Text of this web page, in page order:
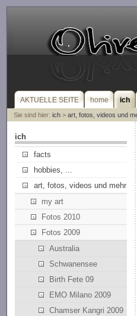
AKTUELLE SEITE home ich
Sie sind hier: ich> art, fotos, videos und
ich
facts
hobbies, ...
art, fotos, videos und mehr
my art
Fotos 2010
Fotos 2009
Australia
Schwanensee
Birth Fete 09
EMO Milano 2009
Chamser Kangri 2009